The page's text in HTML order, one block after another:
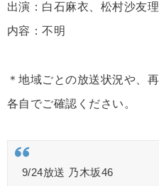
出演：白石麻衣、松村沙友理
内容：不明
＊地域ごとの放送状況や、
各自でご確認ください。
9/24放送 乃木坂46